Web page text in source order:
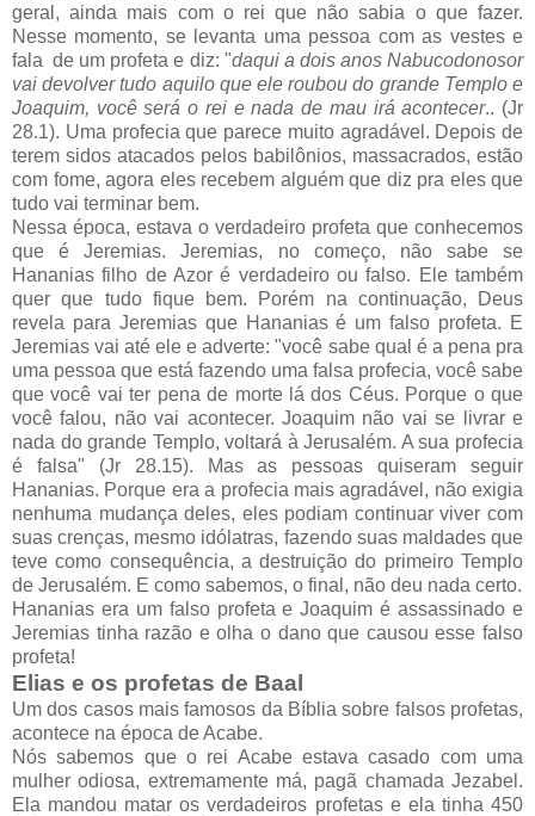
geral, ainda mais com o rei que não sabia o que fazer.
Nesse momento, se levanta uma pessoa com as vestes e
fala de um profeta e diz: "daqui a dois anos Nabucodonosor
vai devolver tudo aquilo que ele roubou do grande Templo e
Joaquim, você será o rei e nada de mau irá acontecer.. (Jr
28.1). Uma profecia que parece muito agradável. Depois de
terem sidos atacados pelos babilônios, massacrados, estão
com fome, agora eles recebem alguém que diz pra eles que
tudo vai terminar bem.
Nessa época, estava o verdadeiro profeta que conhecemos
que é Jeremias. Jeremias, no começo, não sabe se
Hananias filho de Azor é verdadeiro ou falso. Ele também
quer que tudo fique bem. Porém na continuação, Deus
revela para Jeremias que Hananias é um falso profeta. E
Jeremias vai até ele e adverte: "você sabe qual é a pena pra
uma pessoa que está fazendo uma falsa profecia, você sabe
que você vai ter pena de morte lá dos Céus. Porque o que
você falou, não vai acontecer. Joaquim não vai se livrar e
nada do grande Templo, voltará à Jerusalém. A sua profecia
é falsa" (Jr 28.15). Mas as pessoas quiseram seguir
Hananias. Porque era a profecia mais agradável, não exigia
nenhuma mudança deles, eles podiam continuar viver com
suas crenças, mesmo idólatras, fazendo suas maldades que
teve como consequência, a destruição do primeiro Templo
de Jerusalém. E como sabemos, o final, não deu nada certo.
Hananias era um falso profeta e Joaquim é assassinado e
Jeremias tinha razão e olha o dano que causou esse falso
profeta!
Elias e os profetas de Baal
Um dos casos mais famosos da Bíblia sobre falsos profetas,
acontece na época de Acabe.
Nós sabemos que o rei Acabe estava casado com uma
mulher odiosa, extremamente má, pagã chamada Jezabel.
Ela mandou matar os verdadeiros profetas e ela tinha 450